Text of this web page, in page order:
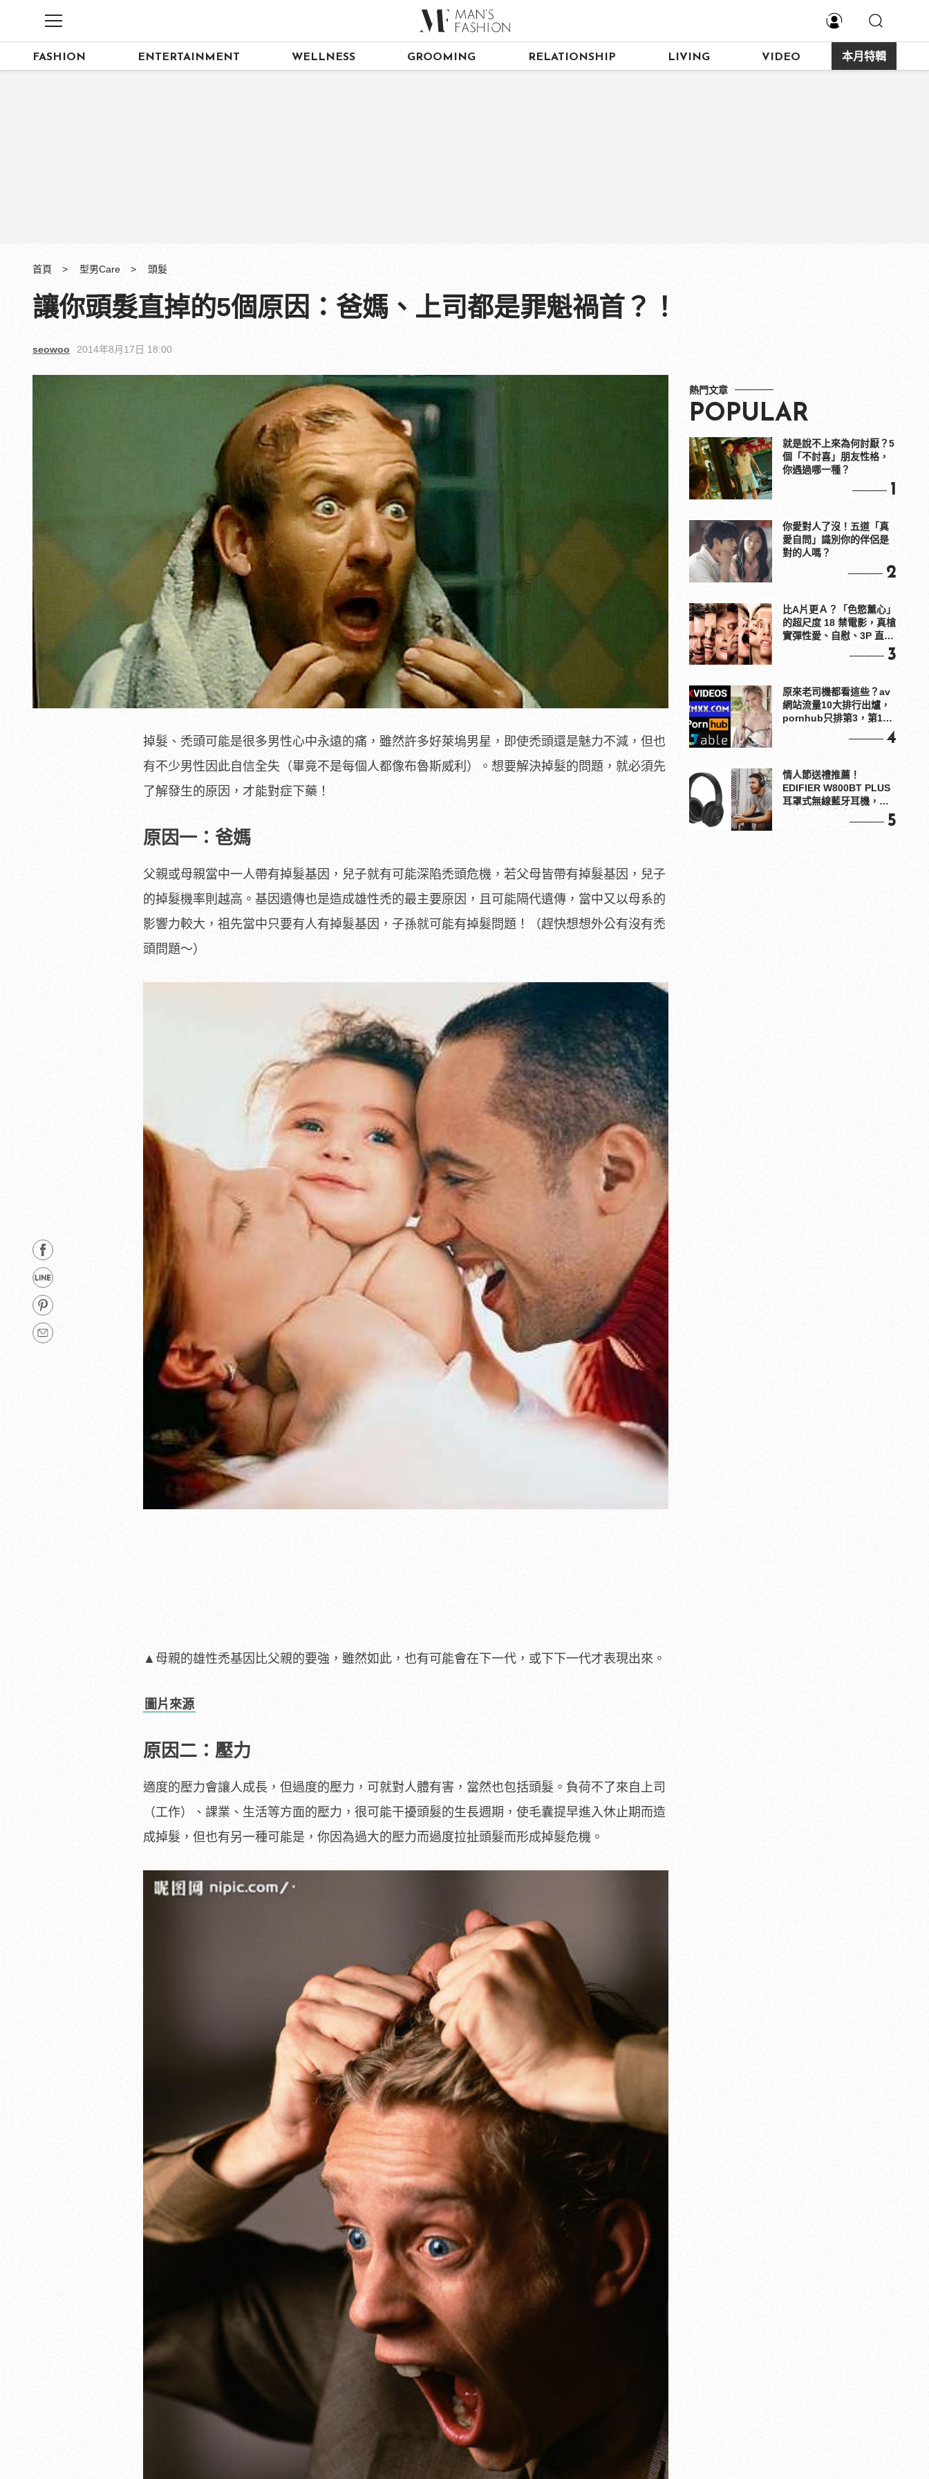
FASHION ENTERTAINMENT WELLNESS GROOMING RELATIONSHIP LIVING VIDEO 本月特輯
首頁 型男Care 頭髮
讓你頭髮直掉的5個原因：爸媽、上司都是罪魁禍首？！
seowoo 2014年8月17日 18:00
掉髮、禿頭可能是很多男性心中永遠的痛，雖然許多好萊塢男星，即使禿頭還是魅力不減，但也
有不少男性因此自信全失（畢竟不是每個人都像布魯斯威利）。想要解決掉髮的問題，就必須先
了解發生的原因，才能對症下藥！
原因一：爸媽
父親或母親當中一人帶有掉髮基因，兒子就有可能深陷禿頭危機，若父母皆帶有掉髮基因，兒子
的掉髮機率則越高。基因遺傳也是造成雄性禿的最主要原因，且可能隔代遺傳，當中又以母系的
影響力較大，祖先當中只要有人有掉髮基因，子孫就可能有掉髮問題！（趕快想想外公有沒有禿
頭問題～）
▲母親的雄性禿基因比父親的要強，雖然如此，也有可能會在下一代，或下下一代才表現出來。
圖片來源
原因二：壓力
適度的壓力會讓人成長，但過度的壓力，可就對人體有害，當然也包括頭髮。負荷不了來自上司
（工作）、課業、生活等方面的壓力，很可能干擾頭髮的生長週期，使毛囊提早進入休止期而造
成掉髮，但也有另一種可能是，你因為過大的壓力而過度拉扯頭髮而形成掉髮危機。
熱門文章
POPULAR
就是說不上來為何討厭？5
個「不討喜」朋友性格，
你遇過哪一種？
1
你愛對人了沒！五道「真
愛自問」識別你的伴侶是
對的人嗎？
2
比A片更Ａ？「色慾薰心」
的超尺度 18 禁電影，真槍
實彈性愛、自慰、3P 直接
3
原來老司機都看這些？av
網站流量10大排行出爐，
pornhub只排第3，第1名
4
情人節送禮推薦！
EDIFIER W800BT PLUS
耳罩式無線藍牙耳機，在
5